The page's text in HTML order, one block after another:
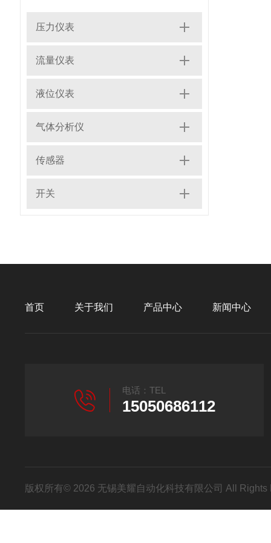
压力仪表
流量仪表
液位仪表
气体分析仪
传感器
开关
首页 关于我们 产品中心 新闻中心
电话：TEL
15050686112
版权所有© 2026 无锡美耀自动化科技有限公司 All